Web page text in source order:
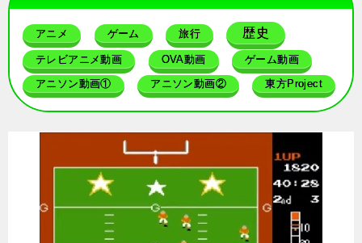
アニメ ゲーム 旅行 歴史
テレビアニメ動画 OVA動画 ゲーム動画
アニソン動画① アニソン動画② 東方Project